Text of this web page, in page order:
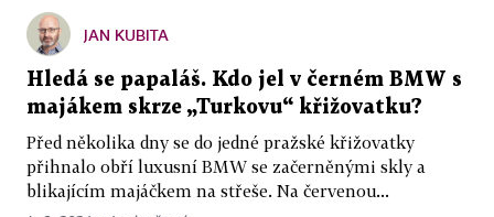
JAN KUBITA
Hledá se papaláš. Kdo jel v černém BMW s
majákem skrze „Turkovu“ křižovatku?
Před několika dny se do jedné pražské křižovatky
přihnalo obří luxusní BMW se začerněnými skly a
blikajícím majáčkem na střeše. Na červenou...